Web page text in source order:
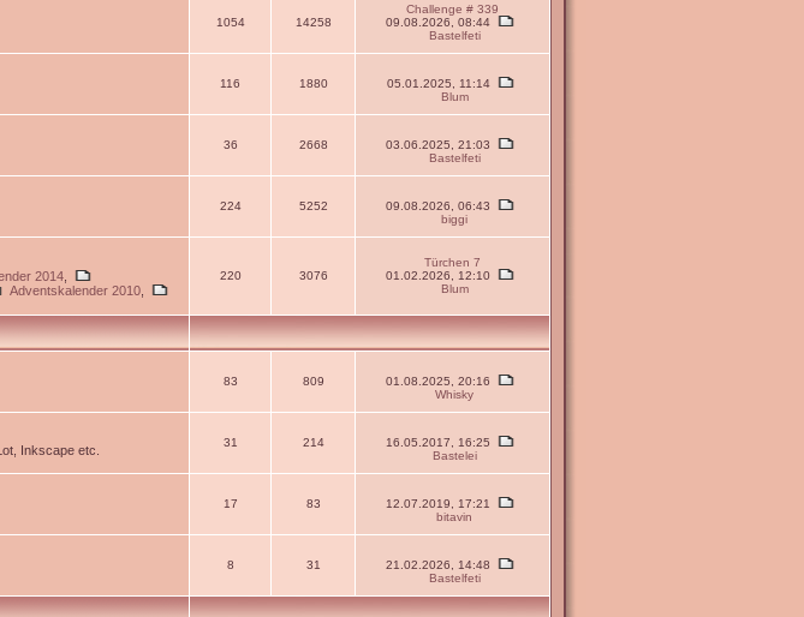
1054 14258
Challenge # 339
09.08.2026, 08:44
Bastelfeti
116 1880
05.01.2025, 11:14
Blum
36 2668
03.06.2025, 21:03
Bastelfeti
224 5252
09.08.2026, 06:43
biggi
2014
Adventskalender 2010
220 3076
Türchen 7
01.02.2026, 12:10
Blum
83 809
01.08.2025, 20:16
Whisky
Inkscape etc.
31 214
16.05.2017, 16:25
Bastelei
17 83
12.07.2019, 17:21
bitavin
8 31
21.02.2026, 14:48
Bastelfeti